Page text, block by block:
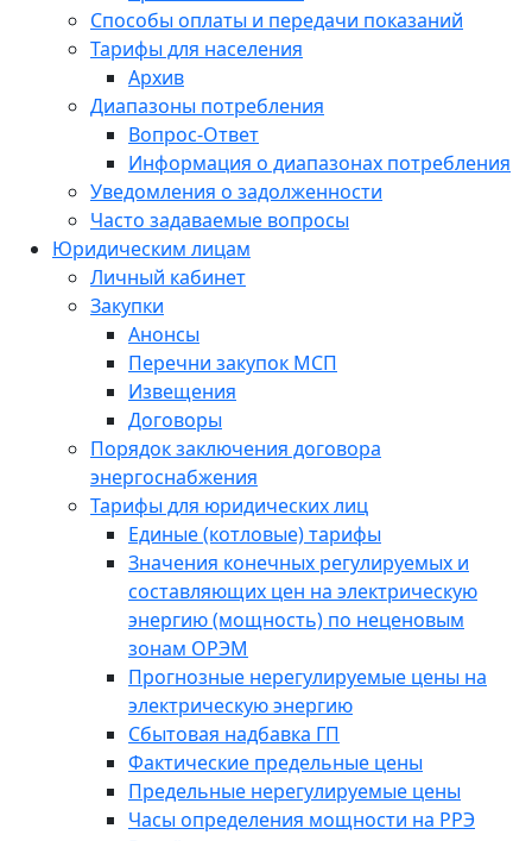
Способы оплаты и передачи показаний
Тарифы для населения
Архив
Диапазоны потребления
Вопрос-Ответ
Информация о диапазонах потребления
Уведомления о задолженности
Часто задаваемые вопросы
Юридическим лицам
Личный кабинет
Закупки
Анонсы
Перечни закупок МСП
Извещения
Договоры
Порядок заключения договора
энергоснабжения
Тарифы для юридических лиц
Единые (котловые) тарифы
Значения конечных регулируемых и
составляющих цен на электрическую
энергию (мощность) по неценовым
зонам ОРЭМ
Прогнозные нерегулируемые цены на
электрическую энергию
Сбытовая надбавка ГП
Фактические предельные цены
Предельные нерегулируемые цены
Часы определения мощности на РРЭ